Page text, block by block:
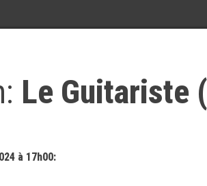
Le Guitariste
à 17h00: